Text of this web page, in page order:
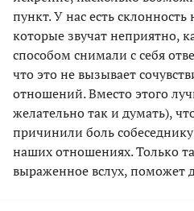
пункт. У нас есть
которые звучат неприятно,
способом снимали с себя
что это не вызывает
отношений. Вместо этого
желательно так и думать),
причинили боль
наших отношениях. Только
выраженное вслух, поможет